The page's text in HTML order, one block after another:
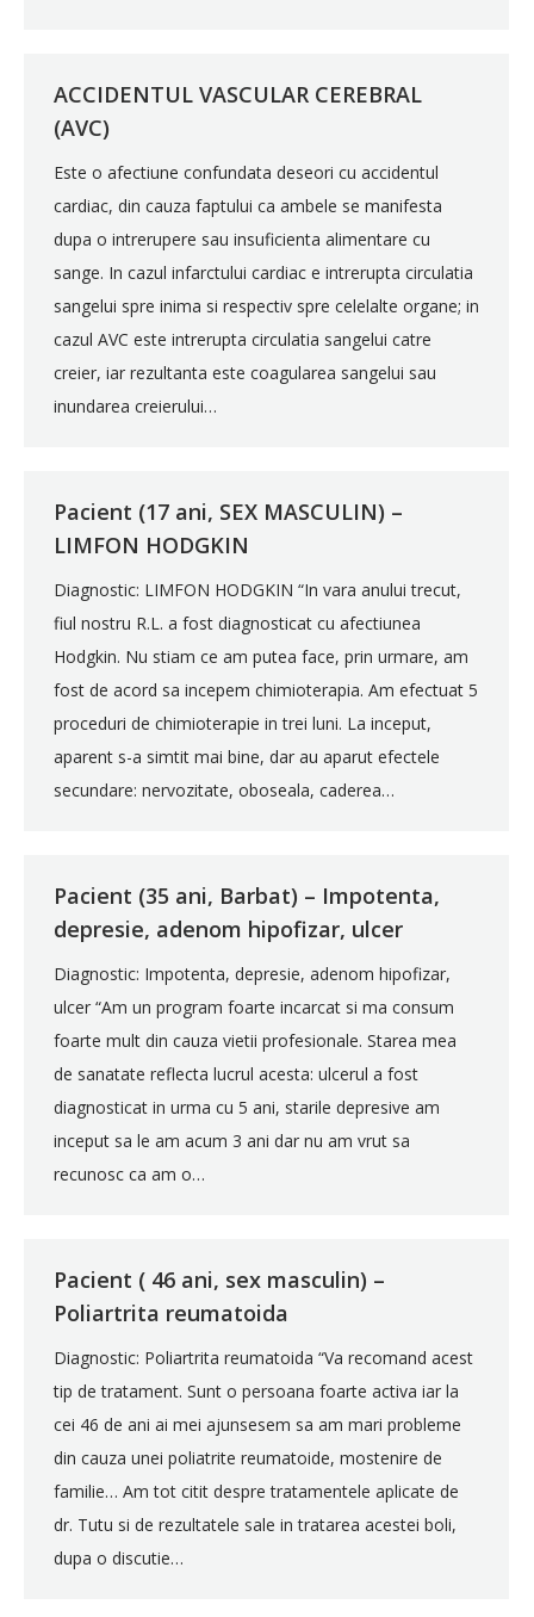
ACCIDENTUL VASCULAR CEREBRAL
(AVC)
Este o afectiune confundata deseori cu accidentul
cardiac, din cauza faptului ca ambele se manifesta
dupa o intrerupere sau insuficienta alimentare cu
sange. In cazul infarctului cardiac e intrerupta circulatia
sangelui spre inima si respectiv spre celelalte organe; in
cazul AVC este intrerupta circulatia sangelui catre
creier, iar rezultanta este coagularea sangelui sau
inundarea creierului…
Pacient (17 ani, SEX MASCULIN) –
LIMFON HODGKIN
Diagnostic: LIMFON HODGKIN “In vara anului trecut,
fiul nostru R.L. a fost diagnosticat cu afectiunea
Hodgkin. Nu stiam ce am putea face, prin urmare, am
fost de acord sa incepem chimioterapia. Am efectuat 5
proceduri de chimioterapie in trei luni. La inceput,
aparent s-a simtit mai bine, dar au aparut efectele
secundare: nervozitate, oboseala, caderea…
Pacient (35 ani, Barbat) – Impotenta,
depresie, adenom hipofizar, ulcer
Diagnostic: Impotenta, depresie, adenom hipofizar,
ulcer “Am un program foarte incarcat si ma consum
foarte mult din cauza vietii profesionale. Starea mea
de sanatate reflecta lucrul acesta: ulcerul a fost
diagnosticat in urma cu 5 ani, starile depresive am
inceput sa le am acum 3 ani dar nu am vrut sa
recunosc ca am o…
Pacient ( 46 ani, sex masculin) –
Poliartrita reumatoida
Diagnostic: Poliartrita reumatoida “Va recomand acest
tip de tratament. Sunt o persoana foarte activa iar la
cei 46 de ani ai mei ajunsesem sa am mari probleme
din cauza unei poliatrite reumatoide, mostenire de
familie… Am tot citit despre tratamentele aplicate de
dr. Tutu si de rezultatele sale in tratarea acestei boli,
dupa o discutie…